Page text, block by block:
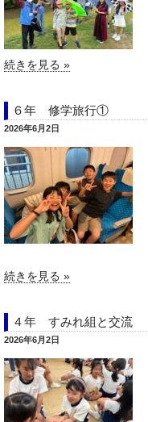
続きを見る »
６年 修学旅行①
2026年6月2日
続きを見る »
４年 すみれ組と交流
2026年6月2日